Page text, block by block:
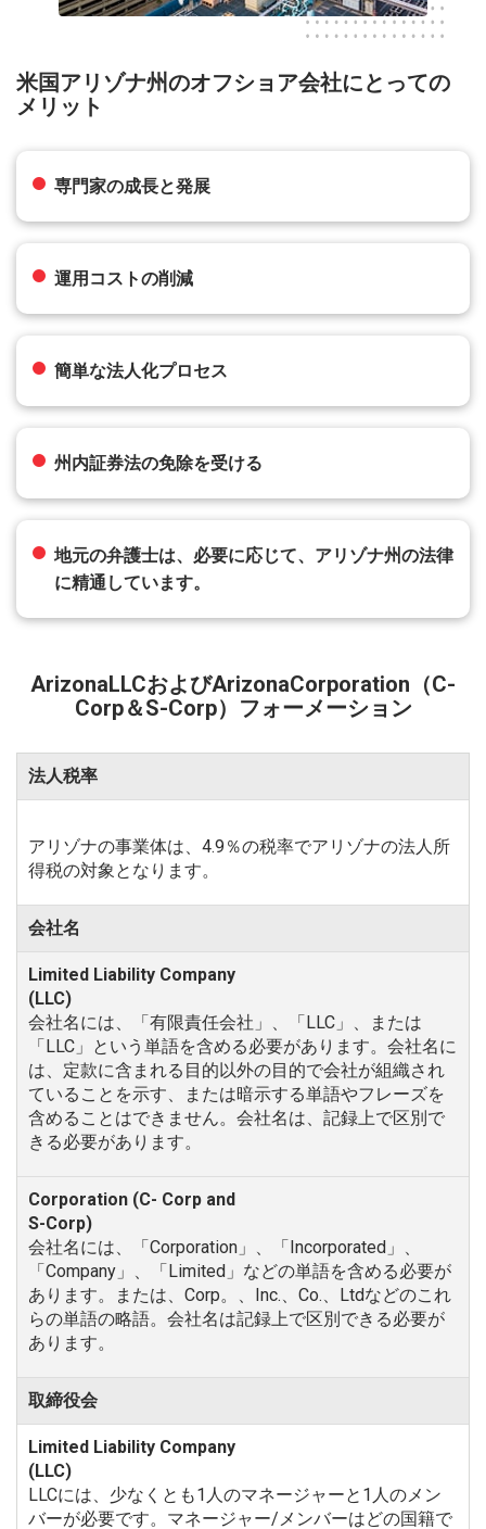
米国アリゾナ州のオフショア会社にとっての
メリット
専門家の成長と発展
運用コストの削減
簡単な法人化プロセス
州内証券法の免除を受ける
地元の弁護士は、必要に応じて、アリゾナ州の法律
に精通しています。
ArizonaLLCおよびArizonaCorporation（C-
Corp＆S-Corp）フォーメーション
法人税率
アリゾナの事業体は、4.9％の税率でアリゾナの法人所
得税の対象となります。
会社名
会社名には、「有限責任会社」、「LLC」、または
「LLC」という単語を含める必要があります。会社名に
は、定款に含まれる目的以外の目的で会社が組織され
ていることを示す、または暗示する単語やフレーズを
含めることはできません。会社名は、記録上で区別で
きる必要があります。
会社名には、「Corporation」、「Incorporated」、
「Company」、「Limited」などの単語を含める必要が
あります。または、Corp。、Inc.、Co.、Ltdなどのこれ
らの単語の略語。会社名は記録上で区別できる必要が
あります。
取締役会
LLCには、少なくとも1人のマネージャーと1人のメン
バーが必要です。マネージャー/メンバーはどの国籍で